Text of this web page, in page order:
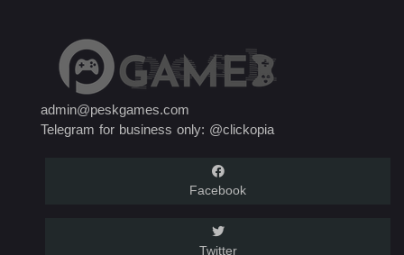
admin@peskgames.com
Telegram for business only: @clickopia
Facebook